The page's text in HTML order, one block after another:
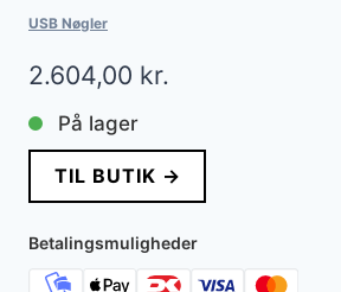
USB Nøgler
2.604,00 kr.
På lager
TIL BUTIK →
Betalingsmuligheder